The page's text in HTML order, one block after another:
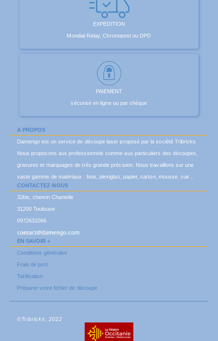
EXPEDITION
Mondial Relay, Chronopost ou DPD
PAIEMENT
sécurisé en ligne ou par chèque
A PROPOS
Damengo est un service de découpe laser proposé par la société Tribricks.
Nous proposons aux professionnels comme aux particuliers des découpes,
gravures et marquages de très grande précision. Nous travaillons sur une
vaste gamme de matériaux : bois, plexiglas, papier, carton, mousse, cuir...
CONTACTEZ-NOUS
32bis, chemin Chantelle
31200 Toulouse
0972631066
EN SAVOIR +
Conditions générales
Frais de port
Tarification
Préparer votre fichier de découpe
©Tribricks, 2022